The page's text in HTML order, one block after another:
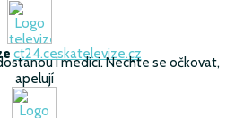
ct24.ceskatelevize.cz
i medici. Nechte se očkovat,
apelují